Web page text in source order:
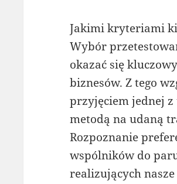
Jakimi kryteriami
Wybór
okazać się
biznesów. Z tego
przyjęciem jednej
metodą na udaną
Rozpoznanie
wspólników do
realizujących